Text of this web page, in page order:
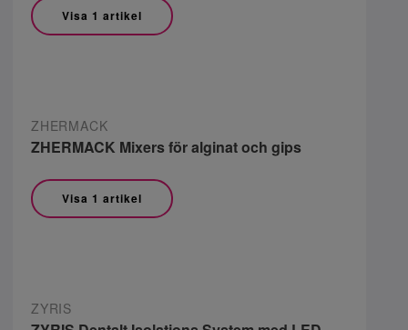
Visa 1 artikel
ZHERMACK
ZHERMACK Mixers för alginat och gips
Visa 1 artikel
ZYRIS